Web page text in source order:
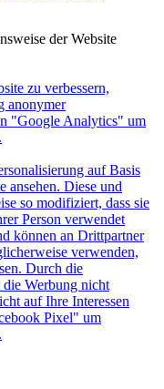
der Website
zu verbessern,
anonymer
"Google Analytics" um
auf Basis
ansehen. Diese und
so modifiziert, dass sie
Person verwendet
können an Drittpartner
verwenden,
Durch die
Werbung nicht
auf Ihre Interessen
Pixel" um